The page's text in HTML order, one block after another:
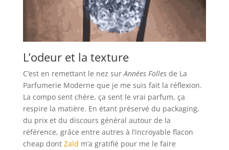
L’odeur et la texture
C’est en remettant le nez surAnnées Follesde La
Parfumerie Moderne que je me suis fait la réflexion.
La compo sent chère, ça sent le vrai parfum, ça
respire la matière. En étant préservé du packaging,
du prix et du discours général autour de la
référence, grâce entre autres à l’incroyable flacon
cheap dont Zaïd m’a gratifié pour me le faire